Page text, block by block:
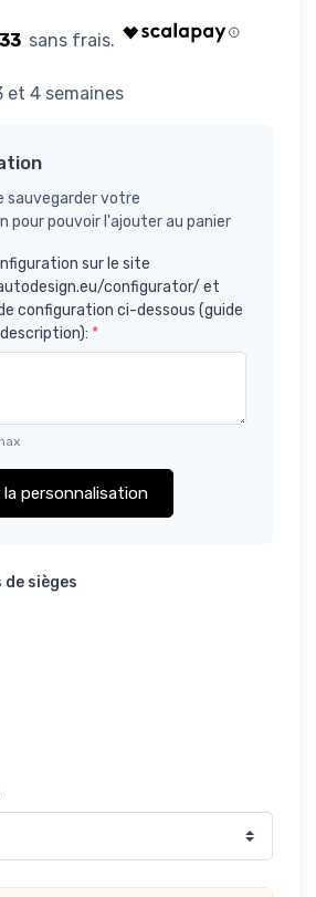
et 4 semaines
sauvegarder votre
pour pouvoir l'ajouter au panier
sur le site
configurator/ et
configuration ci-dessous (guide
*
la personnalisation
sièges